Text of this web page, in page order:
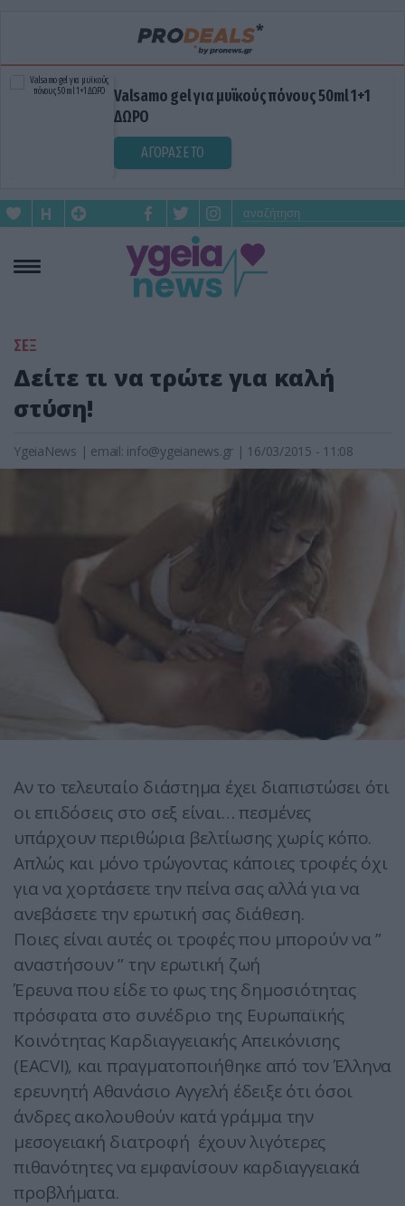
Valsamo gel για μυϊκούς πόνους 50ml 1+1
ΔΩΡΟ
ΑΓΟΡΑΣΕ ΤΟ
ΣΕΞ
Δείτε τι να τρώτε για καλή
στύση!
YgeiaNews | email: info@ygeianews.gr | 16/03/2015 - 11:08
Αν το τελευταίο διάστημα έχει διαπιστώσει ότι
οι επιδόσεις στο σεξ είναι… πεσμένες
υπάρχουν περιθώρια βελτίωσης χωρίς κόπο.
Απλώς και μόνο τρώγοντας κάποιες τροφές όχι
για να χορτάσετε την πείνα σας αλλά για να
ανεβάσετε την ερωτική σας διάθεση.
Ποιες είναι αυτές οι τροφές που μπορούν να ”
αναστήσουν ” την ερωτική ζωή
Έρευνα που είδε το φως της δημοσιότητας
πρόσφατα στο συνέδριο της Ευρωπαϊκής
Κοινότητας Καρδιαγγειακής Απεικόνισης
(EACVI), και πραγματοποιήθηκε από τον Έλληνα
ερευνητή Αθανάσιο Αγγελή έδειξε ότι όσοι
άνδρες ακολουθούν κατά γράμμα την
μεσογειακή διατροφή έχουν λιγότερες
πιθανότητες να εμφανίσουν καρδιαγγειακά
προβλήματα.